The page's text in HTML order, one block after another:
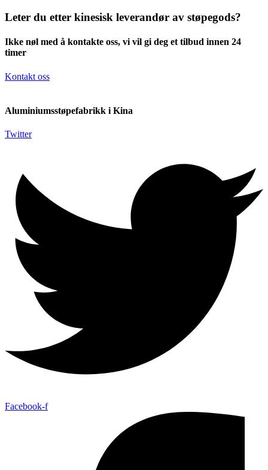
Leter du etter kinesisk leverandør av støpegods?
Ikke nøl med å kontakte oss, vi vil gi deg et tilbud innen 24
timer
Kontakt oss
Aluminiumsstøpefabrikk i Kina
Twitter
Facebook-f